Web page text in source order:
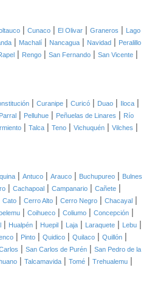
| Cunaco | El Olivar | Graneros |
Lago
| Machalí | Nancagua | Navidad | Peralillo
| Rengo | San Fernando | San Vicente |
| Curanipe | Curicó | Duao | Iloca |
Parral | Pelluhue | Peñuelas de Linares | Río
| Talca | Teno | Vichuquén | Vilches |
| Antuco | Arauco | Buchupureo | Bulnes
| Cachapoal | Campanario | Cañete |
Cato | Cerro Alto | Cerro Negro | Chacayal |
| Coihueco | Coliumo | Concepción |
| Hualpén | Huepil | Laja | Laraquete | Lebu |
| Pinto | Quidico | Quilaco | Quillón |
| San Carlos de Purén | San Pedro de la
| Talcamavida | Tomé | Trehualemu |